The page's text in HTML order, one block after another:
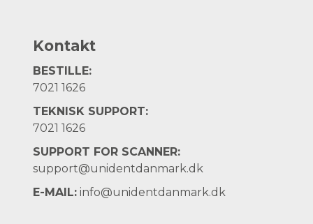
Kontakt
BESTILLE:
7021 1626
TEKNISK SUPPORT:
7021 1626
SUPPORT FOR SCANNER:
support@unidentdanmark.dk
E-MAIL: info@unidentdanmark.dk